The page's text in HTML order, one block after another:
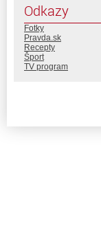
Odkazy
Fotky
Pravda.sk
Recepty
Šport
TV program